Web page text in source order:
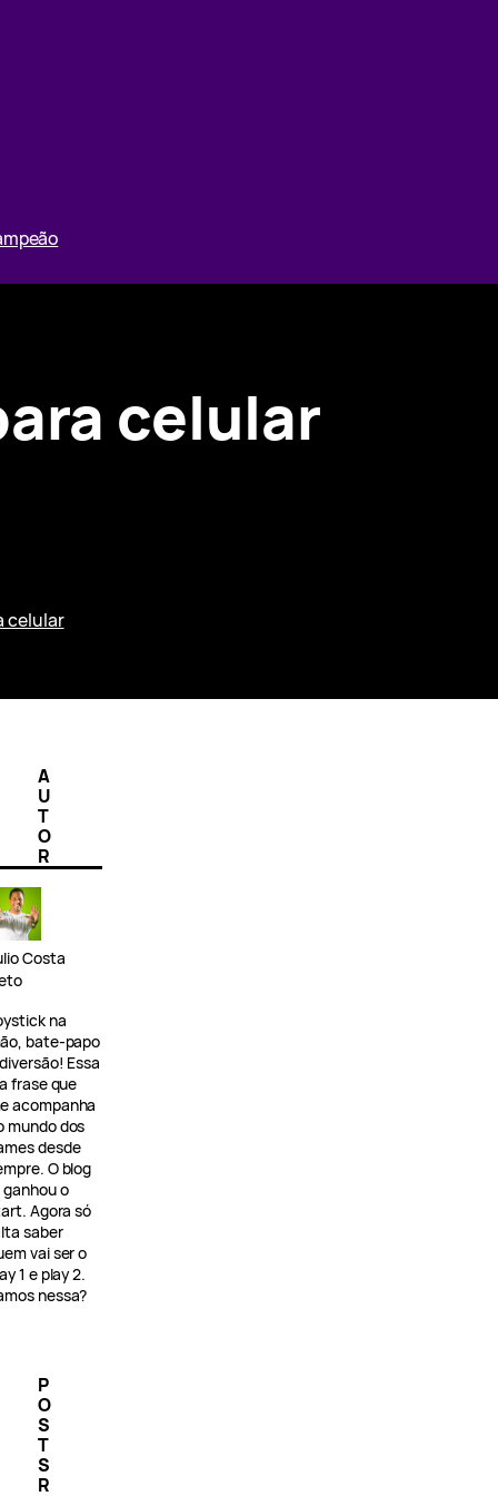
celular
celular
A
U
T
O
R
Costa
na
bate-papo
Essa
frase que
acompanha
mundo dos
desde
O blog
ganhou o
Agora só
saber
vai ser o
1 e play 2.
nessa?
P
O
S
T
S
R